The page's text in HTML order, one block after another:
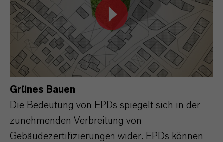
Grünes Bauen
Die Bedeutung von EPDs spiegelt sich in der
zunehmenden Verbreitung von
Gebäudezertifizierungen wider. EPDs können